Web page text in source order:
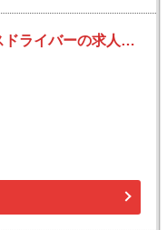
佐川急便 能代営業所 セールスドライバーの求人！安定収入と働きがい！大手の佐川急便で長期的に活躍できるチャンス♪